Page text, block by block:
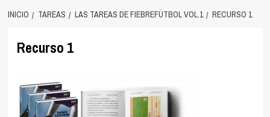
INICIO TAREAS LAS TAREAS DE FIEBREFÚTBOL VOL.1 RECURSO 1
Recurso 1